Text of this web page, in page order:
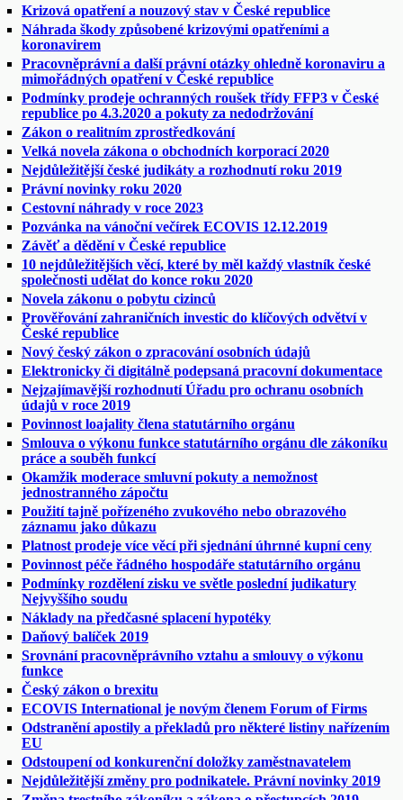
Krizová opatření a nouzový stav v České republice
Náhrada škody způsobené krizovými opatřeními a
koronavirem
Pracovněprávní a další právní otázky ohledně koronaviru a
mimořádných opatření v České republice
Podmínky prodeje ochranných roušek třídy FFP3 v České
republice po 4.3.2020 a pokuty za nedodržování
Zákon o realitním zprostředkování
Velká novela zákona o obchodních korporací 2020
Nejdůležitější české judikáty a rozhodnutí roku 2019
Právní novinky roku 2020
Cestovní náhrady v roce 2023
Pozvánka na vánoční večírek ECOVIS 12.12.2019
Závěť a dědění v České republice
10 nejdůležitějších věcí, které by měl každý vlastník české
společnosti udělat do konce roku 2020
Novela zákonu o pobytu cizinců
Prověřování zahraničních investic do klíčových odvětví v
České republice
Nový český zákon o zpracování osobních údajů
Elektronicky či digitálně podepsaná pracovní dokumentace
Nejzajímavější rozhodnutí Úřadu pro ochranu osobních
údajů v roce 2019
Povinnost loajality člena statutárního orgánu
Smlouva o výkonu funkce statutárního orgánu dle zákoníku
práce a souběh funkcí
Okamžik moderace smluvní pokuty a nemožnost
jednostranného zápočtu
Použití tajně pořízeného zvukového nebo obrazového
záznamu jako důkazu
Platnost prodeje více věcí při sjednání úhrnné kupní ceny
Povinnost péče řádného hospodáře statutárního orgánu
Podmínky rozdělení zisku ve světle poslední judikatury
Nejvyššího soudu
Náklady na předčasné splacení hypotéky
Daňový balíček 2019
Srovnání pracovněprávního vztahu a smlouvy o výkonu
funkce
Český zákon o brexitu
ECOVIS International je novým členem Forum of Firms
Odstranění apostily a překladů pro některé listiny nařízením
EU
Odstoupení od konkurenční doložky zaměstnavatelem
Nejdůležitější změny pro podnikatele. Právní novinky 2019